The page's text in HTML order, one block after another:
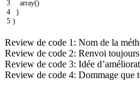
3
4
5
array()
)
)
Review de code 1: Nom de la
Review de code 2: Renvoi
Review de code 3: Idée
Review de code 4: Dommage